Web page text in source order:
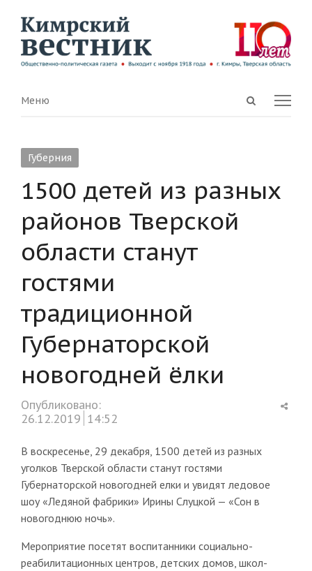
Open
Menu
Меню
Губерния
1500 детей из разных
районов Тверской
области станут
гостями
традиционной
Губернаторской
новогодней ёлки
Опубликовано:
26.12.2019 14:52
В воскресенье, 29 декабря, 1500 детей из разных
уголков Тверской области станут гостями
Губернаторской новогодней елки и увидят ледовое
шоу «Ледяной фабрики» Ирины Слуцкой — «Сон в
новогоднюю ночь».
Мероприятие посетят воспитанники социально-
реабилитационных центров, детских домов, школ-